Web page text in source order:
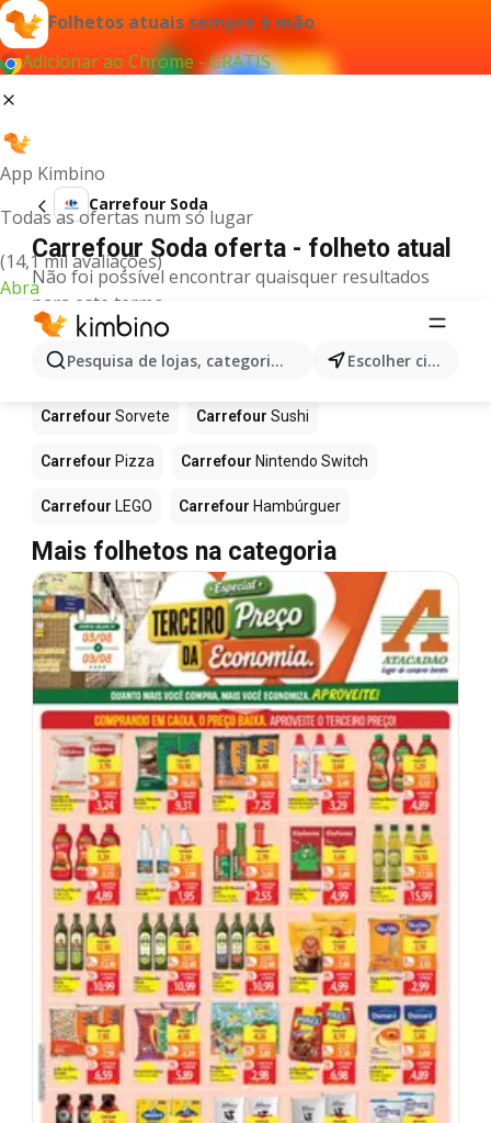
Folhetos atuais sempre à mão
Adicionar ao Chrome - GRÁTIS
App Kimbino
Todas as ofertas num só lugar
(14,1 mil avaliações)
Abra
Pesquisa de lojas, categorias,produtos... Escolher cidade
Carrefour Soda
Carrefour Soda oferta - folheto atual
Não foi possível encontrar quaisquer resultados
para este termo.
Mais produtos em Carrefour
CarrefourCafé CarrefourCelulares
Carrefour Sorvete Carrefour Sushi
Carrefour Pizza Carrefour Nintendo Switch
Carrefour LEGO Carrefour Hambúrguer
Mais folhetos na categoria